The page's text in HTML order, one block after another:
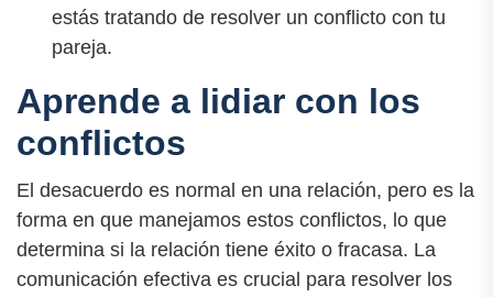
estás tratando de resolver un conflicto con tu
pareja.
Aprende a lidiar con los
conflictos
El desacuerdo es normal en una relación, pero es la
forma en que manejamos estos conflictos, lo que
determina si la relación tiene éxito o fracasa. La
comunicación efectiva es crucial para resolver los